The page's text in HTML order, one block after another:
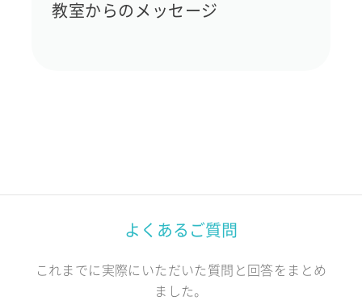
教室からのメッセージ
よくあるご質問
これまでに実際にいただいた質問と回答をまとめ
ました。